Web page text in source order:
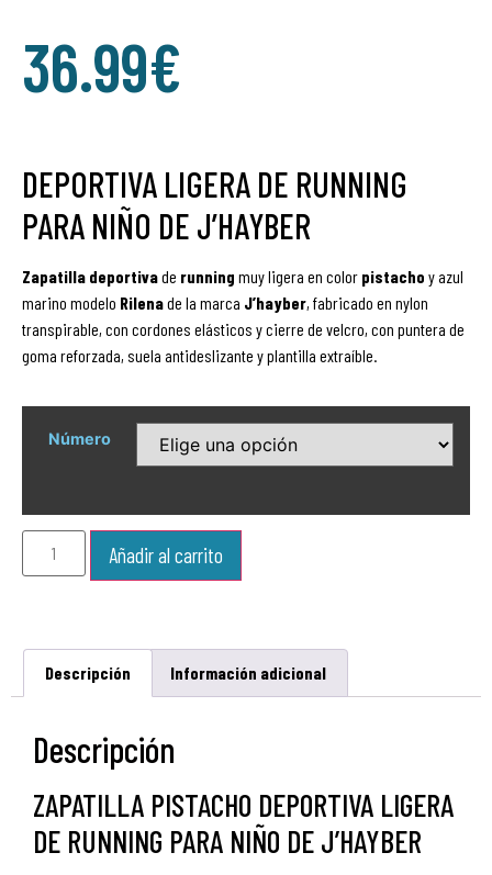
36.99€
DEPORTIVA LIGERA DE RUNNING
PARA NIÑO DE J’HAYBER
Zapatilla deportivade running muy ligera en color pistacho y azul
marino modelo Rilenade la marca J’hayber, fabricado en nylon
transpirable, con cordones elásticos y cierre de velcro, con puntera de
goma reforzada, suela antideslizante y plantilla extraíble.
Número
Añadir al carrito
Descripción Información adicional
Descripción
ZAPATILLA PISTACHO DEPORTIVA LIGERA
DE RUNNING PARA NIÑO DE J’HAYBER